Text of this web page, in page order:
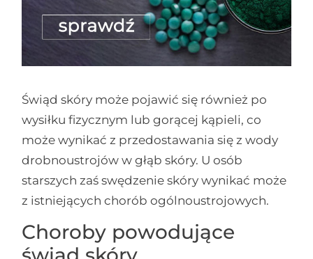
Świąd skóry może pojawić się również po
wysiłku fizycznym lub gorącej kąpieli, co
może wynikać z przedostawania się z wody
drobnoustrojów w głąb skóry. U osób
starszych zaś swędzenie skóry wynikać może
z istniejących chorób ogólnoustrojowych.
Choroby powodujące